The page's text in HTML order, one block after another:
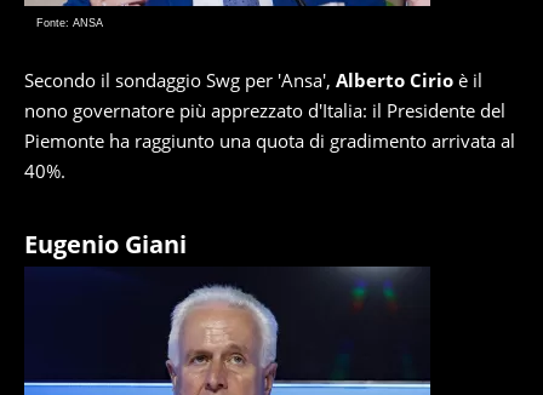
Fonte: ANSA
Secondo il sondaggio Swg per 'Ansa', Alberto Cirio è il
nono governatore più apprezzato d'Italia: il Presidente del
Piemonte ha raggiunto una quota di gradimento arrivata al
40%.
Eugenio Giani